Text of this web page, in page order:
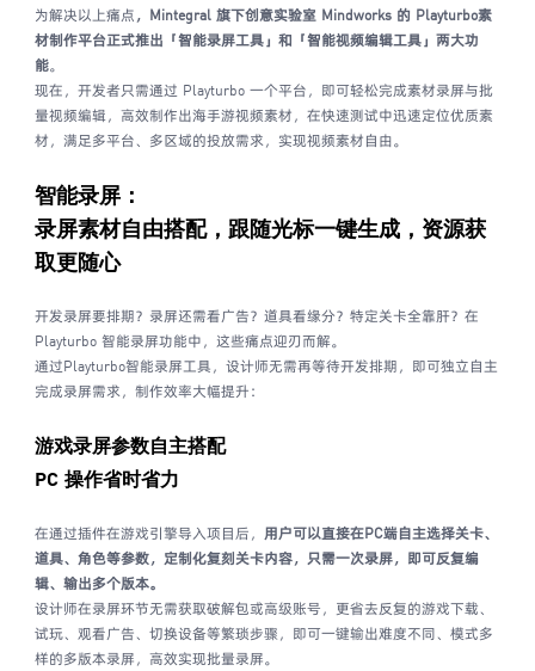
为解决以上痛点 ，Mintegral 旗下创意实验室 Mindworks 的 Playturbo素
材制作平台正式推出「智能录屏工具」和「智能视频编辑工具」两大功
能。
现在，开发者只需通过 Playturbo 一个平台，即可轻松完成素材录屏与批
量视频编辑，高效制作出海手游视频素材，在快速测试中迅速定位优质素
材，满足多平台、多区域的投放需求，实现视频素材自由。
智能录屏：
录屏素材自由搭配， 跟随光标一键生成， 资源获
取更随心
开发录屏要排期？录屏还需看广告？道具看缘分？特定关卡全靠肝？在
Playturbo 智能录屏功能中，这些痛点迎刃而解。
通过Playturbo智能录屏工具，设计师无需再等待开发排期，即可独立自主
完成录屏需求，制作效率大幅提升：
游戏录屏参数自主搭配
PC 操作省时省力
在通过插件在游戏引擎导入项目后， 用户可以直接在PC端自主选择关卡、
道具、角色等参数，定制化复刻关卡内容， 只需一次录屏，即可反复编
辑、输出多个版本。
设计师在录屏环节无需获取破解包或高级账号，更省去反复的游戏下载、
试玩、观看广告、切换设备等繁琐步骤，即可一键输出难度不同、模式多
样的多版本录屏，高效实现批量录屏。